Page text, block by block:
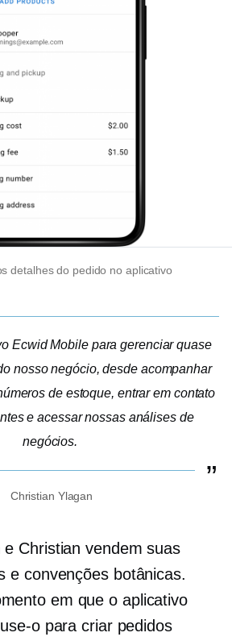
detalhes do pedido no aplicativo
Ecwid Mobile para gerenciar quase
nosso negócio, desde acompanhar
de estoque, entrar em contato
e acessar nossas análises de
negócios.
Christian Ylagan
Christian vendem suas
e convenções botânicas.
em que o aplicativo
use-o para criar pedidos